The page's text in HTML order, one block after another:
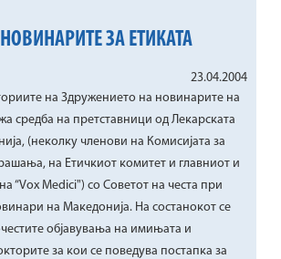
ЗА ЕТИКАТА
23.04.2004
на Здружението на новинарите на
средба на претставници од Лекарската
(неколку членови на Комисијата за
на Етичкиот комитет и главниот и
“Vox Medici") со Советот на честа при
на Македонија. На состанокот се
објавувања на имињата и
за кои се поведува постапка за